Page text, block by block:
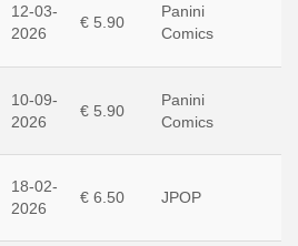
12-03-
2026
€ 5.90
Panini
Comics
10-09-
2026
€ 5.90
Panini
Comics
18-02-
2026
€ 6.50 JPOP